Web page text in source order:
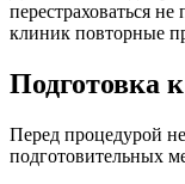
перестраховаться
клиник повторные
Подготовка
Перед процедурой
подготовительных